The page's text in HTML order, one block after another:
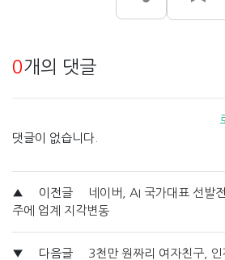
0개의 댓글
댓글이 없습니다.
▲ 이전글
네이버, AI 국가대표 선발
주에 업계 지각변동
▼ 다음글
3천만 원짜리 여자친구,